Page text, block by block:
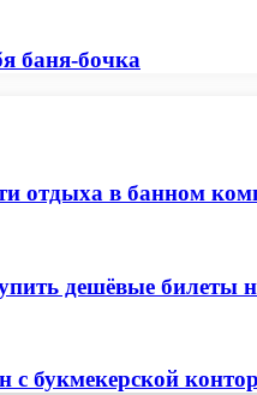
баня-бочка
отдыха в банном
дешёвые билеты
с букмекерской